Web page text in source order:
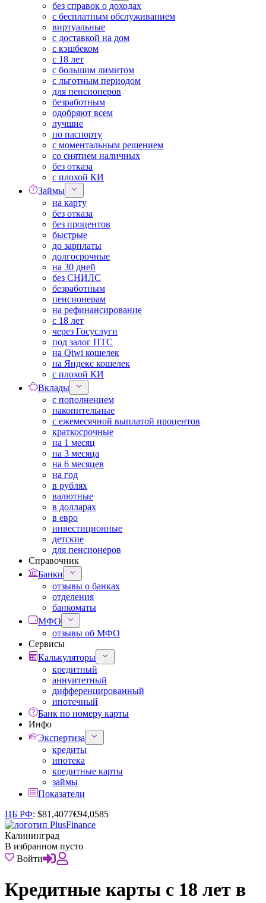
без справок о доходах
с бесплатным обслуживанием
виртуальные
с доставкой на дом
с кэшбеком
с 18 лет
с большим лимитом
с льготным периодом
для пенсионеров
безработным
одобряют всем
лучшие
по паспорту
с моментальным решением
со снятием наличных
без отказа
с плохой КИ
Займы
на карту
без отказа
без процентов
быстрые
до зарплаты
долгосрочные
на 30 дней
без СНИЛС
безработным
пенсионерам
на рефинансирование
с 18 лет
через Госуслуги
под залог ПТС
на Qiwi кошелек
на Яндекс кошелек
с плохой КИ
Вклады
с пополнением
накопительные
с ежемесячной выплатой процентов
краткосрочные
на 1 месяц
на 3 месяца
на 6 месяцев
на год
в рублях
валютные
в долларах
в евро
инвестиционные
детские
для пенсионеров
Справочник
Банки
отзывы о банках
отделения
банкоматы
МФО
отзывы об МФО
Сервисы
Калькуляторы
кредитный
аннуитетный
дифференцированный
ипотечный
Банк по номеру карты
Инфо
Экспертиза
кредиты
ипотека
кредитные карты
займы
Показатели
ЦБ РФ: $81,4077€94,0585
Калининград
В избранном пусто
Войти
Кредитные карты с 18 лет в